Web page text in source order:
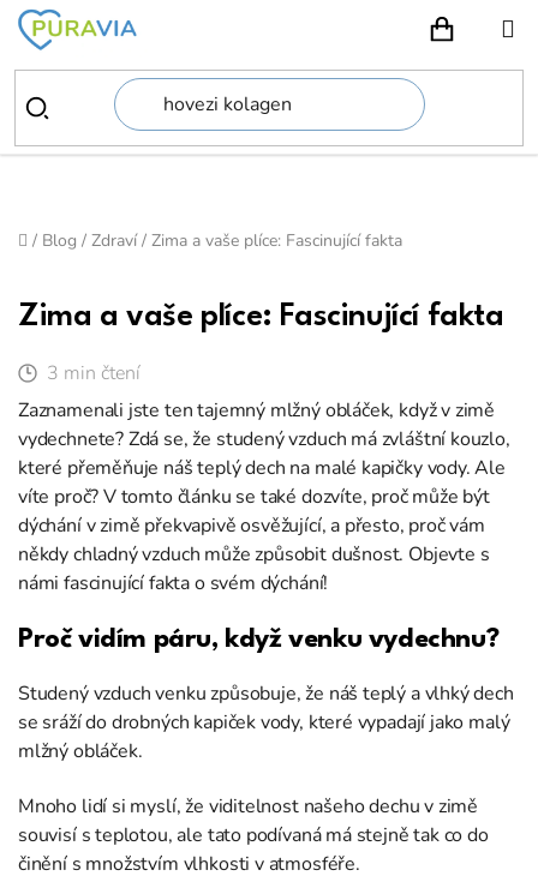
Přejít
obsah
Domů
/ Blog / Zdraví / Zima a vaše plíce: Fascinující fakta
Zima a vaše plíce: Fascinující fakta
3 min čtení
Zaznamenali jste ten tajemný mlžný obláček, když v zimě
vydechnete? Zdá se, že studený vzduch má zvláštní kouzlo,
které přeměňuje náš teplý dech na malé kapičky vody. Ale
víte proč? V tomto článku se také dozvíte, proč může být
dýchání v zimě překvapivě osvěžující, a přesto, proč vám
někdy chladný vzduch může způsobit dušnost. Objevte s
námi fascinující fakta o svém dýchání!
Proč vidím páru, když venku vydechnu?
Studený vzduch venku způsobuje, že náš teplý a vlhký dech
se sráží do drobných kapiček vody, které vypadají jako malý
mlžný obláček.
Mnoho lidí si myslí, že viditelnost našeho dechu v zimě
souvisí s teplotou, ale tato podívaná má stejně tak co do
činění s množstvím vlhkosti v atmosféře.